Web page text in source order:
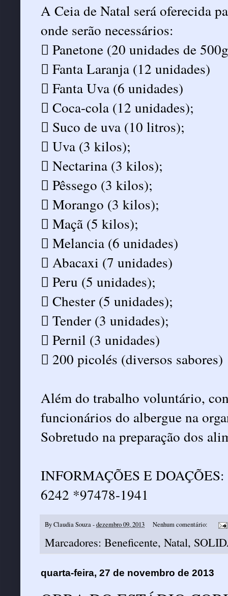
A Ceia de Natal será oferecida
onde serão necessários:
 Panetone (20 unidades de
 Fanta Laranja (12 unidades)
 Fanta Uva (6 unidades)
 Coca-cola (12 unidades);
 Suco de uva (10 litros);
 Uva (3 kilos);
 Nectarina (3 kilos);
 Pêssego (3 kilos);
 Morango (3 kilos);
 Maçã (5 kilos);
 Melancia (6 unidades)
 Abacaxi (7 unidades)
 Peru (5 unidades);
 Chester (5 unidades);
 Tender (3 unidades);
 Pernil (3 unidades)
 200 picolés (diversos sabores)
Além do trabalho voluntário,
funcionários do albergue na
Sobretudo na preparação dos
INFORMAÇÕES E
6242 *97478-1941
ByClaudia Souza-dezembro 09, 2013 Nenhum comentário:
Marcadores: Beneficente, Natal,
quarta-feira, 27 de novembro de 2013